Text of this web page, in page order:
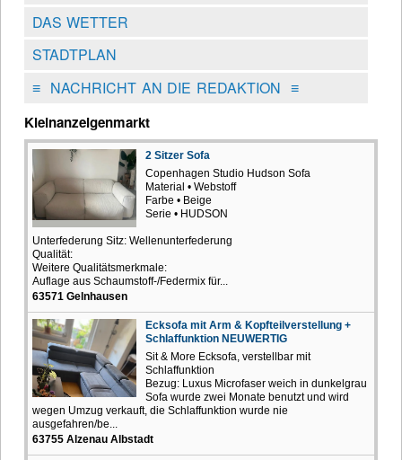
DAS WETTER
STADTPLAN
≡NACHRICHT AN DIE REDAKTION ≡
Kleinanzeigenmarkt
2 Sitzer Sofa
Copenhagen Studio Hudson Sofa
Material • Webstoff
Farbe • Beige
Serie • HUDSON
Unterfederung Sitz: Wellenunterfederung
Qualität:
Weitere Qualitätsmerkmale:
Auflage aus Schaumstoff-/Federmix für...
63571 Gelnhausen
Ecksofa mit Arm & Kopfteilverstellung +
Schlaffunktion NEUWERTIG
Sit & More Ecksofa, verstellbar mit
Schlaffunktion
Bezug: Luxus Microfaser weich in dunkelgrau
Sofa wurde zwei Monate benutzt und wird
wegen Umzug verkauft, die Schlaffunktion wurde nie
ausgefahren/be...
63755 Alzenau Albstadt